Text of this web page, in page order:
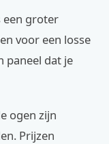
een groter
voor een losse
paneel dat je
ogen zijn
Prijzen